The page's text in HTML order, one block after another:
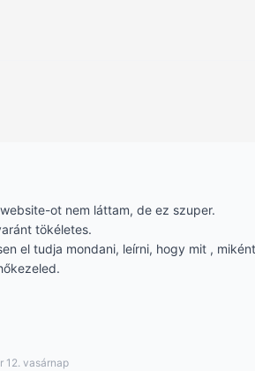
ot nem láttam, de ez szuper.
tökéletes.
el tudja mondani, leírni, hogy mit ,
12. vasárnap